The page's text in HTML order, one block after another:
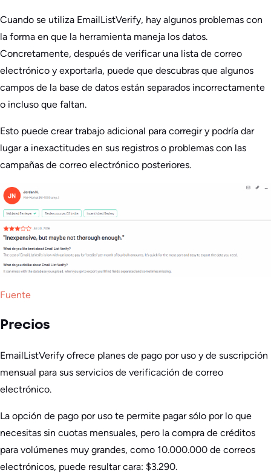
Cuando se utiliza EmailListVerify, hay algunos problemas con
la forma en que la herramienta maneja los datos.
Concretamente, después de verificar una lista de correo
electrónico y exportarla, puede que descubras que algunos
campos de la base de datos están separados incorrectamente
o incluso que faltan.
Esto puede crear trabajo adicional para corregir y podría dar
lugar a inexactitudes en sus registros o problemas con las
campañas de correo electrónico posteriores.
Fuente
Precios
EmailListVerify ofrece planes de pago por uso y de suscripción
mensual para sus servicios de verificación de correo
electrónico.
La opción de pago por uso te permite pagar sólo por lo que
necesitas sin cuotas mensuales, pero la compra de créditos
para volúmenes muy grandes, como 10.000.000 de correos
electrónicos, puede resultar cara: $3.290.